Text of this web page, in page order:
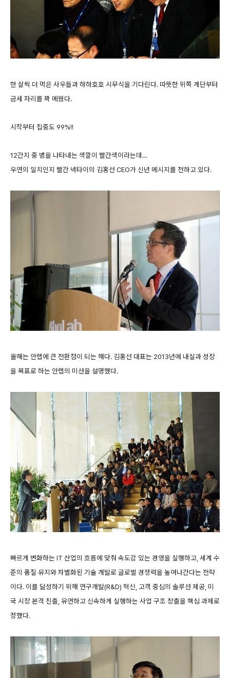
한 살씩 더 먹은 사우들과 하하호호 시무식을 기다린다. 따뜻한 위쪽 계단부터
금세 자리를 꽉 메웠다.
시작부터 집중도 99%!!
12간지 중 뱀을 나타내는 색깔이 빨간색이라는데…
우연의 일치인지 빨간 넥타이의 김홍선 CEO가 신년 메시지를 전하고 있다.
올해는 안랩에 큰 전환점이 되는 해다. 김홍선 대표는 2013년에 내실과 성장
을 목표로 하는 안랩의 미션을 설명했다.
빠르게 변화하는 IT 산업의 흐름에 맞춰 속도감 있는 경영을 실행하고, 세계 수
준의 품질 유지와 차별화된 기술 개발로 글로벌 경쟁력을 높여나간다는 전략
이다. 이를 달성하기 위해 연구개발(R&D) 혁신, 고객 중심의 솔루션 제공, 미
국 시장 본격 진출, 유연하고 신속하게 실행하는 사업 구조 창출을 핵심 과제로
정했다.